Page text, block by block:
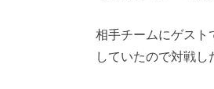
相手チームにゲスト
していたので対戦